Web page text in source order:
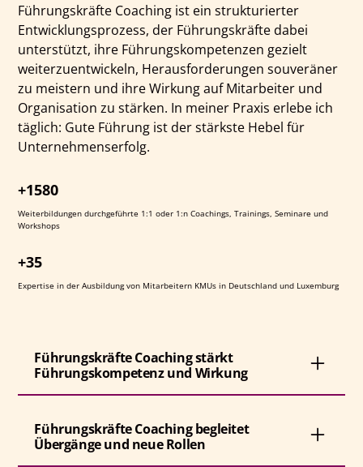
Führungskräfte Coaching ist ein strukturierter
Entwicklungsprozess, der Führungskräfte dabei
unterstützt, ihre Führungskompetenzen gezielt
weiterzuentwickeln, Herausforderungen souveräner
zu meistern und ihre Wirkung auf Mitarbeiter und
Organisation zu stärken. In meiner Praxis erlebe ich
täglich: Gute Führung ist der stärkste Hebel für
Unternehmenserfolg.
+1580
Weiterbildungen durchgeführte 1:1 oder 1:n Coachings, Trainings, Seminare und
Workshops
+35
Expertise in der Ausbildung von Mitarbeitern KMUs in Deutschland und Luxemburg
Führungskräfte Coaching stärkt
Führungskompetenz und Wirkung
Im Führungskräfte Coaching arbeiten wir gezielt an
den Kompetenzen, die in Ihrer konkreten
Führungssituation den größten Unterschied machen.
Führungskräfte Coaching begleitet
Übergänge und neue Rollen